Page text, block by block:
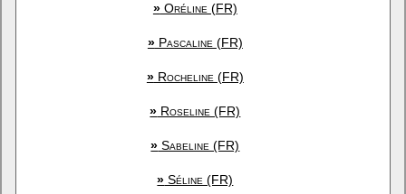
»Oréline (FR)
»Pascaline (FR)
»Rocheline (FR)
» Roseline (FR)
» Sabeline (FR)
» Séline (FR)